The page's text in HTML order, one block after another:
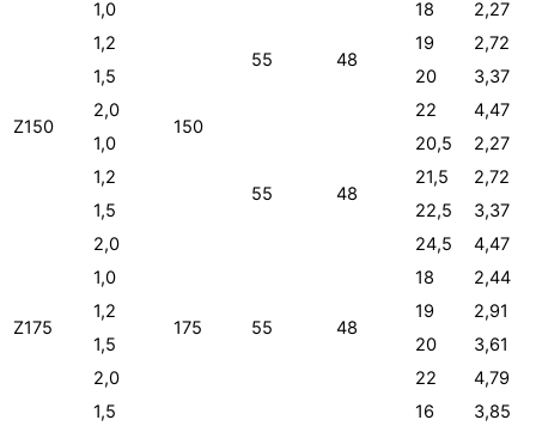
Z150
1,0
150
55 48
18
2,27
1,2
19
2,72
1,5
20
3,37
2,0
22
4,47
1,0
55 48
20,5
2,27
1,2
21,5
2,72
1,5
22,5
3,37
2,0
24,5 4,47
Z175
1,0
175 55 48
18
2,44
1,2
19
2,91
1,5
20
3,61
2,0
22 4,79
1,5 16
3,85